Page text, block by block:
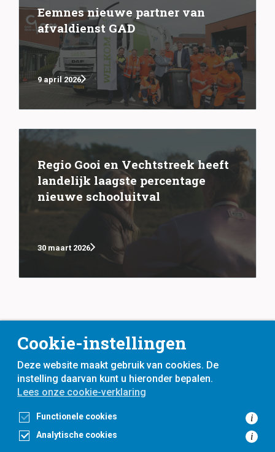
Eemnes nieuwe partner van
afvaldienst GAD
9 april 2026
Regio Gooi en Vechtstreek heeft
landelijk laagste percentage
nieuwe schooluitval
30 maart 2026
voor inwoners,metgemeenten
Toegankelijkheidsverklaring
Cookie-instellingen
Deze website maakt gebruik van cookies. De
instelling daarvan kunt u hieronder bepalen.
Lees onze cookie-verklaring
Functionele cookies i
Analytische cookies i